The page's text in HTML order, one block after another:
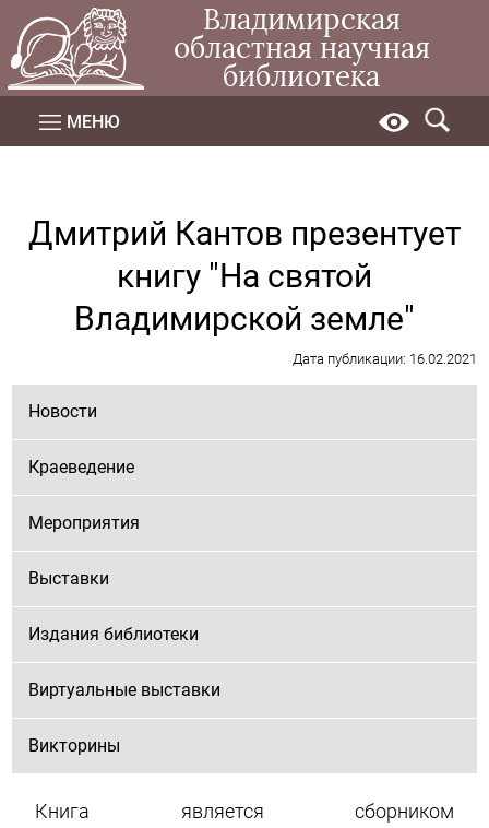
Владимирская
областная научная
библиотека
МЕНЮ
Дмитрий Кантов презентует
книгу "На святой
Владимирской земле"
Дата публикации: 16.02.2021
Новости
Краеведение
Мероприятия
Выставки
Издания библиотеки
Виртуальные выставки
Викторины
Книга является сборником